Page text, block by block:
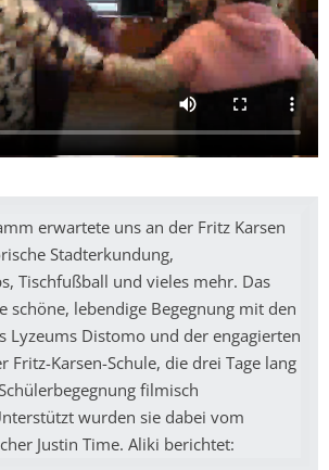
erwartete uns an der Fritz Karsen
Stadterkundung,
Tischfußball und vieles mehr. Das
schöne, lebendige Begegnung mit den
Lyzeums Distomo und der engagierten
Fritz-Karsen-Schule, die drei Tage lang
filmisch
wurden sie dabei vom
Justin Time. Aliki berichtet: